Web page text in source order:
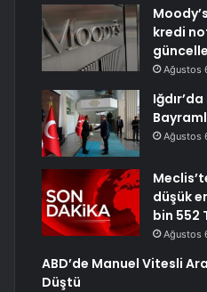
kredi
Ağustos
Ağustos
düşük
bin 552
Ağustos
ABD’de Manuel Vitesli
Düştü